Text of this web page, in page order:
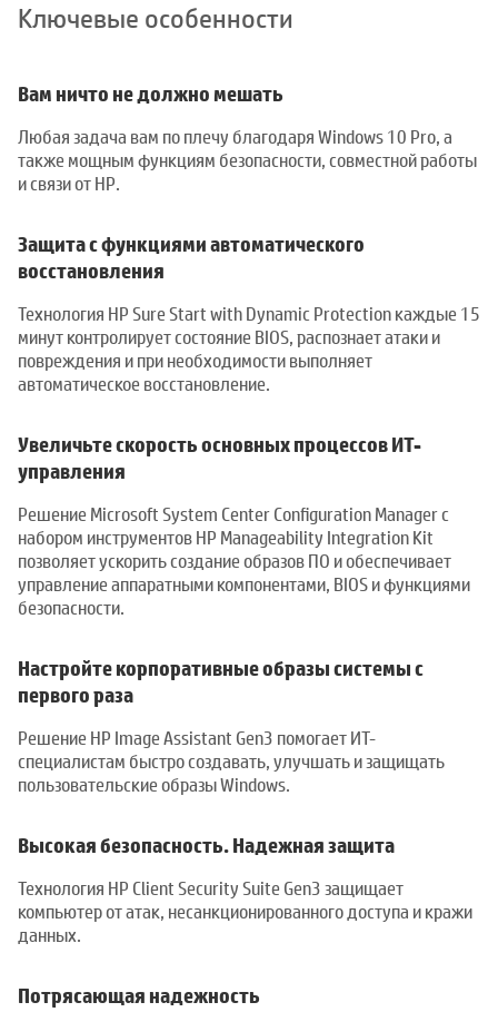
Ключевые особенности
Вам ничто не должно мешать
Любая задача вам по плечу благодаря Windows 10 Pro, а
также мощным функциям безопасности, совместной работы
и связи от HP.
Защита с функциями автоматического
восстановления
Технология HP Sure Start with Dynamic Protection каждые 15
минут контролирует состояние BIOS, распознает атаки и
повреждения и при необходимости выполняет
автоматическое восстановление.
Увеличьте скорость основных процессов ИТ-
управления
Решение Microsoft System Center Configuration Manager с
набором инструментов HP Manageability Integration Kit
позволяет ускорить создание образов ПО и обеспечивает
управление аппаратными компонентами, BIOS и функциями
безопасности.
Настройте корпоративные образы системы с
первого раза
Решение HP Image Assistant Gen3 помогает ИТ-
специалистам быстро создавать, улучшать и защищать
пользовательские образы Windows.
Высокая безопасность. Надежная защита
Технология HP Client Security Suite Gen3 защищает
компьютер от атак, несанкционированного доступа и кражи
данных.
Потрясающая надежность